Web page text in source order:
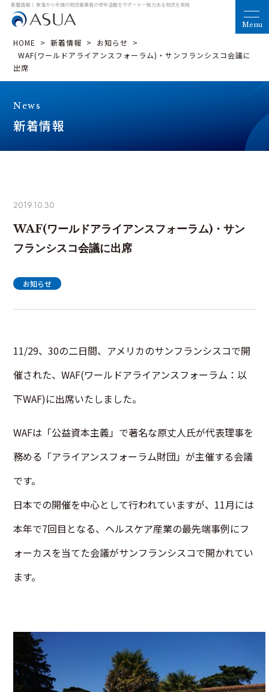
新着情報｜ 東海から全国の物流事業者の安全活動をサポート－魅力ある物流を実現
HOME > 新着情報 > お知らせ >
WAF(ワールドアライアンスフォーラム)・サンフランシスコ会議に
出席
News
新着情報
2019.10.30
WAF(ワールドアライアンスフォーラム)・サン
フランシスコ会議に出席
お知らせ
11/29、30の二日間、アメリカのサンフランシスコで開
催された、WAF(ワールドアライアンスフォーラム：以
下WAF)に出席いたしました。
WAFは「公益資本主義」で著名な原丈人氏が代表理事を
務める「アライアンスフォーラム財団」が主催する会議
です。
日本での開催を中心として行われていますが、11月には
本年で7回目となる、ヘルスケア産業の最先端事例にフ
ォーカスを当てた会議がサンフランシスコで開かれてい
ます。